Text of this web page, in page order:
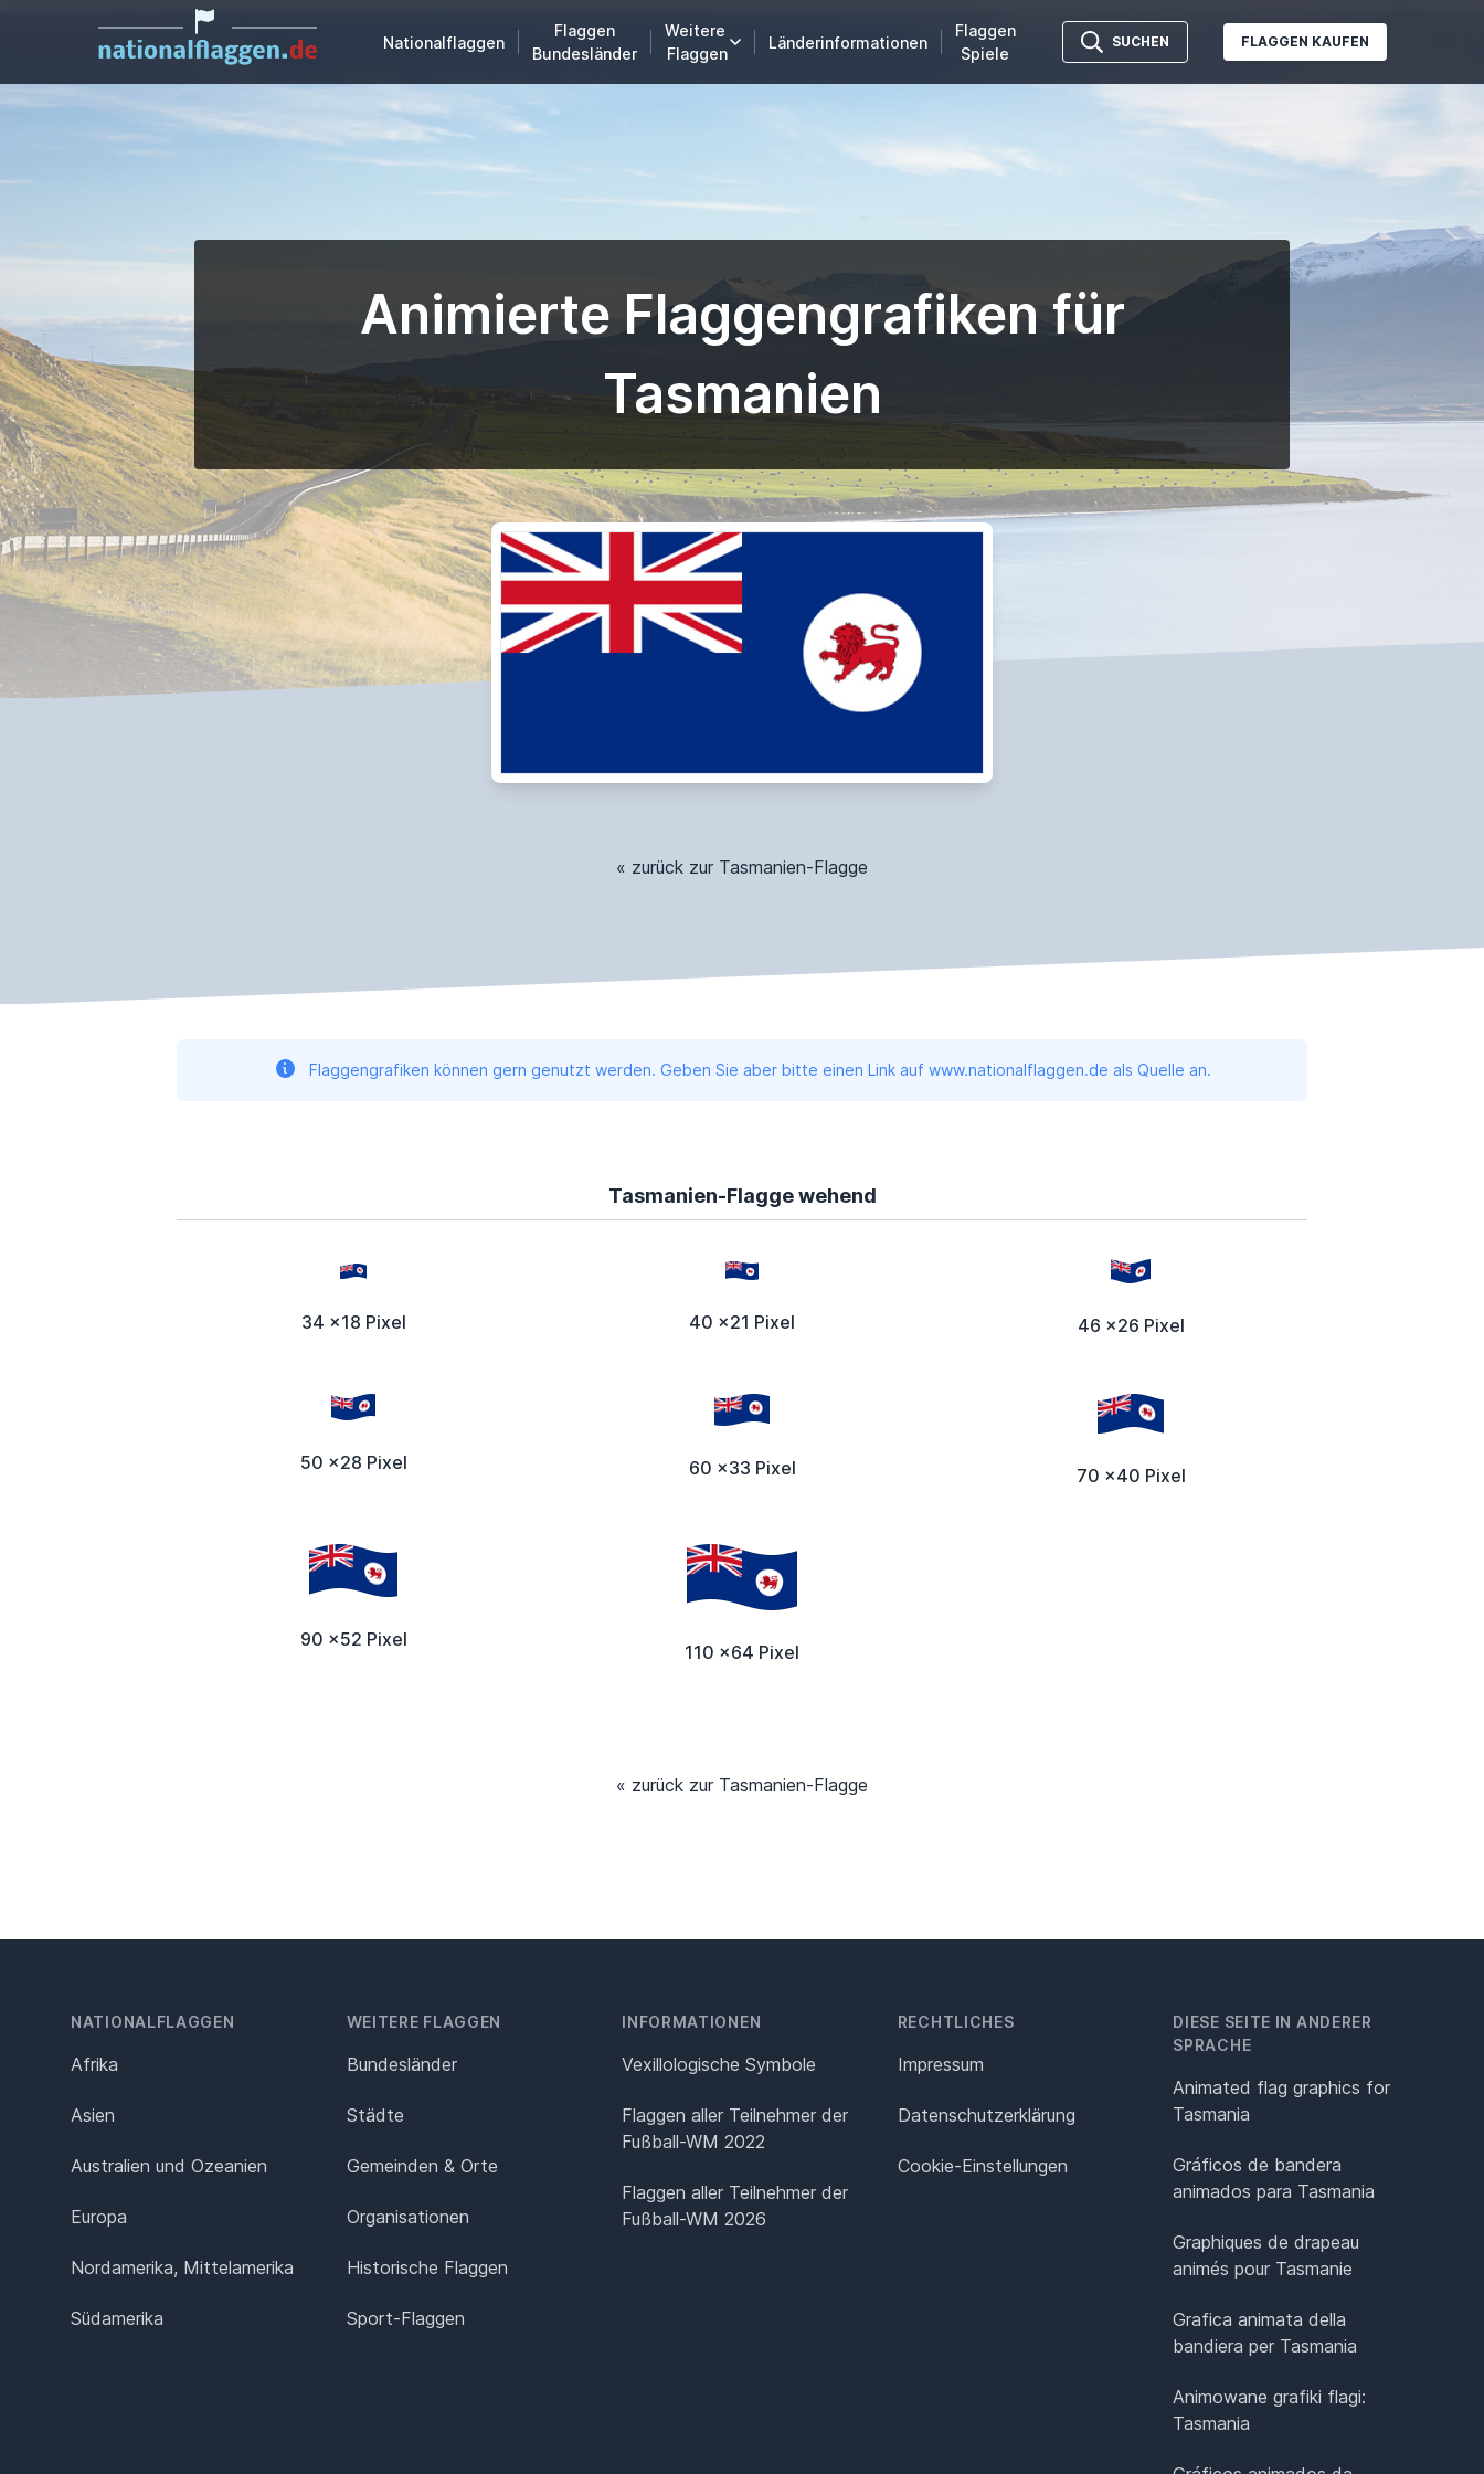
Nationalflaggen
Flaggen
Bundesländer
Weitere
Flaggen
Länderinformationen
Flaggen
Spiele
SUCHEN FLAGGEN KAUFEN
Animierte Flaggengrafiken für
Tasmanien
« zurück zur Tasmanien-Flagge
Flaggengrafiken können gern genutzt werden. Geben Sie aber bitte einen Link auf www.nationalflaggen.de als Quelle an.
Tasmanien-Flagge wehend
34 x18 Pixel 40 x21 Pixel 46 x26 Pixel
50 x28 Pixel 60 x33 Pixel 70 x40 Pixel
90 x52 Pixel
110 x64 Pixel
« zurück zur Tasmanien-Flagge
NATIONALFLAGGEN
Afrika
Asien
Australien und Ozeanien
Europa
Nordamerika, Mittelamerika
Südamerika
WEITERE FLAGGEN
Bundesländer
Städte
Gemeinden & Orte
Organisationen
Historische Flaggen
Sport-Flaggen
INFORMATIONEN
Vexillologische Symbole
Flaggen aller Teilnehmer der
Fußball-WM 2022
Flaggen aller Teilnehmer der
Fußball-WM 2026
RECHTLICHES
Impressum
Datenschutz­erklärung
Cookie-Einstellungen
DIESE SEITE IN ANDERER
SPRACHE
Animated flag graphics for
Tasmania
Gráficos de bandera
animados para Tasmania
Graphiques de drapeau
animés pour Tasmanie
Grafica animata della
bandiera per Tasmania
Animowane grafiki flagi:
Tasmania